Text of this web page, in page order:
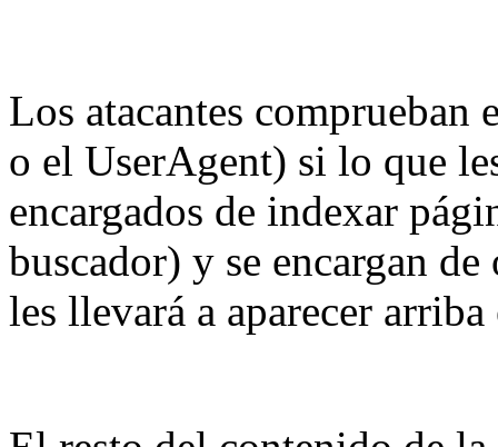
Los atacantes comprueban
o el UserAgent) si lo que
encargados de indexar
buscador) y se encargan
les llevará a aparecer arriba